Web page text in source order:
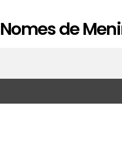
Nomes de